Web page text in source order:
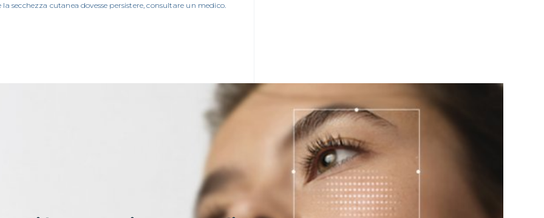
la secchezza cutanea dovesse persistere, consultare un medico.